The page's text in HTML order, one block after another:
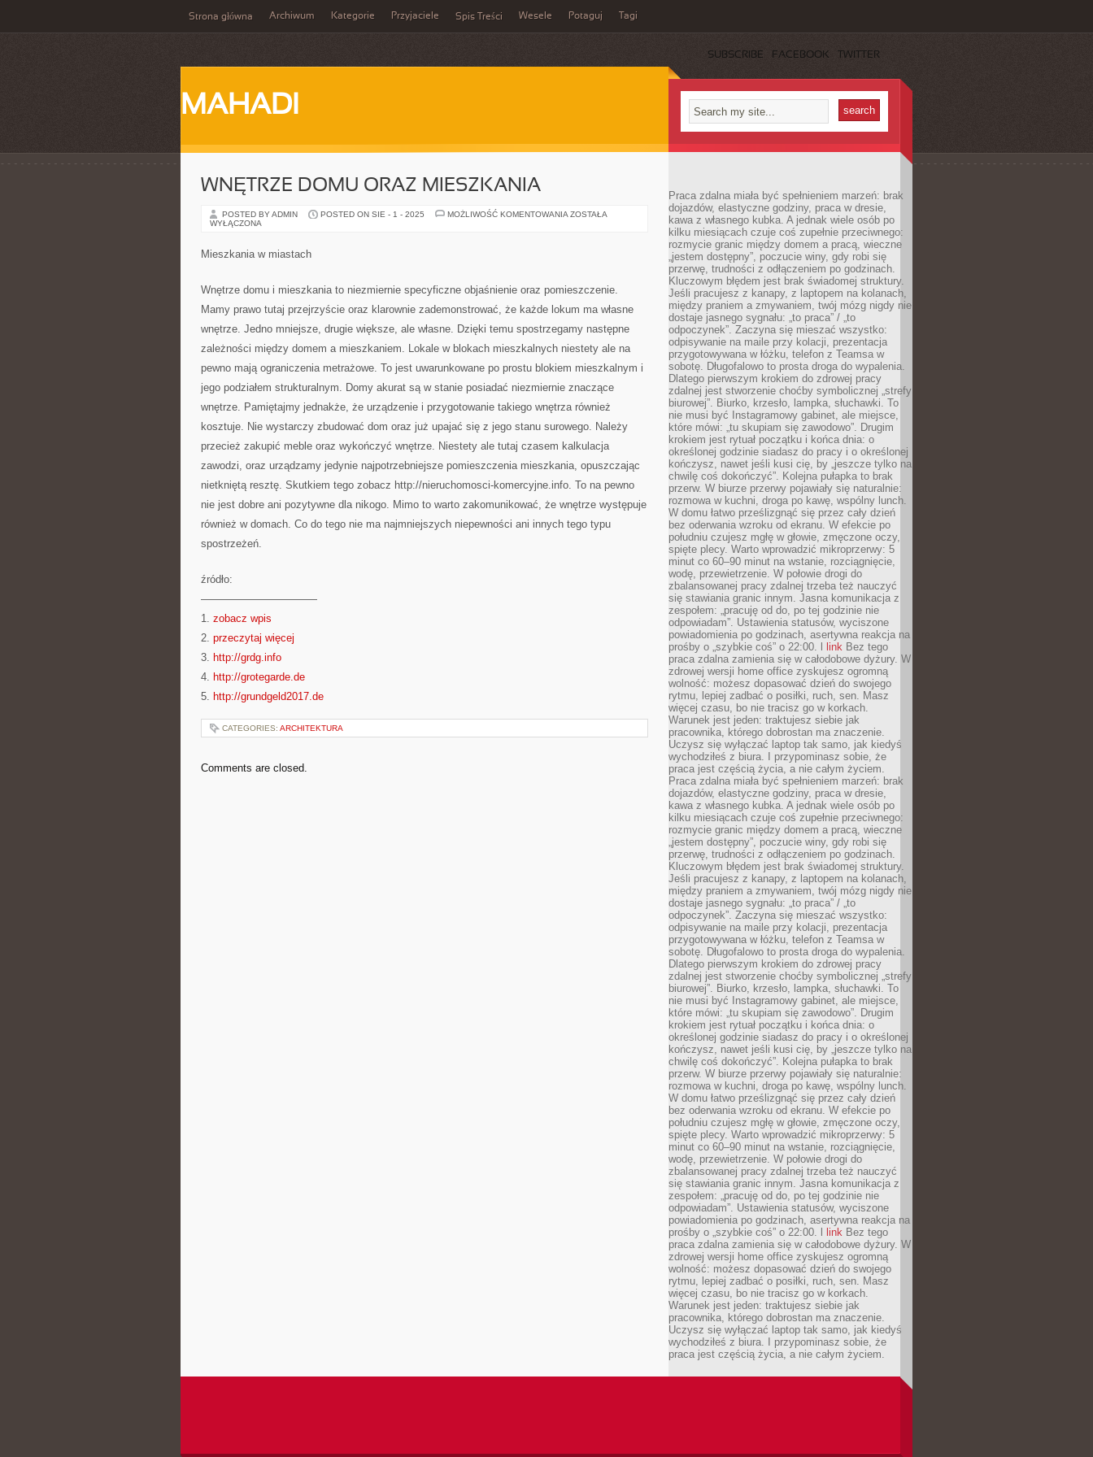
Strona główna Archiwum Kategorie Przyjaciele Spis Treści Wesele Potaguj Tagi
SUBSCRIBE FACEBOOK TWITTER
MAHADI
WNĘTRZE DOMU ORAZ MIESZKANIA
POSTED BY ADMIN POSTED ON SIE - 1 - 2025 MOŻLIWOŚĆ KOMENTOWANIA WNĘTRZE
ZOSTAŁA
WYŁĄCZONA
Mieszkania w miastach
Wnętrze domu i mieszkania to niezmiernie specyficzne objaśnienie oraz pomieszczenie.
Mamy prawo tutaj przejrzyście oraz klarownie zademonstrować, że każde lokum ma własne
wnętrze. Jedno mniejsze, drugie większe, ale własne. Dzięki temu spostrzegamy następne
zależności między domem a mieszkaniem. Lokale w blokach mieszkalnych niestety ale na
pewno mają ograniczenia metrażowe. To jest uwarunkowane po prostu blokiem mieszkalnym i
jego podziałem strukturalnym. Domy akurat są w stanie posiadać niezmiernie znaczące
wnętrze. Pamiętajmy jednakże, że urządzenie i przygotowanie takiego wnętrza również
kosztuje. Nie wystarczy zbudować dom oraz już upajać się z jego stanu surowego. Należy
przecież zakupić meble oraz wykończyć wnętrze. Niestety ale tutaj czasem kalkulacja
zawodzi, oraz urządzamy jedynie najpotrzebniejsze pomieszczenia mieszkania, opuszczając
nietkniętą resztę. Skutkiem tego zobacz http://nieruchomosci-komercyjne.info. To na pewno
nie jest dobre ani pozytywne dla nikogo. Mimo to warto zakomunikować, że wnętrze występuje
również w domach. Co do tego nie ma najmniejszych niepewności ani innych tego typu
spostrzeżeń.
źródło:
———————————
1. zobacz wpis
2. przeczytaj więcej
3. http://grdg.info
4. http://grotegarde.de
5. http://grundgeld2017.de
CATEGORIES: ARCHITEKTURA
Comments are closed.
Praca zdalna miała być spełnieniem marzeń: brak
dojazdów, elastyczne godziny, praca w dresie,
kawa z własnego kubka. A jednak wiele osób po
kilku miesiącach czuje coś zupełnie przeciwnego:
rozmycie granic między domem a pracą, wieczne
„jestem dostępny”, poczucie winy, gdy robi się
przerwę, trudności z odłączeniem po godzinach.
Kluczowym błędem jest brak świadomej struktury.
Jeśli pracujesz z kanapy, z laptopem na kolanach,
między praniem a zmywaniem, twój mózg nigdy nie
dostaje jasnego sygnału: „to praca” / „to
odpoczynek”. Zaczyna się mieszać wszystko:
odpisywanie na maile przy kolacji, prezentacja
przygotowywana w łóżku, telefon z Teamsa w
sobotę. Długofalowo to prosta droga do wypalenia.
Dlatego pierwszym krokiem do zdrowej pracy
zdalnej jest stworzenie choćby symbolicznej „strefy
biurowej”. Biurko, krzesło, lampka, słuchawki. To
nie musi być Instagramowy gabinet, ale miejsce,
które mówi: „tu skupiam się zawodowo”. Drugim
krokiem jest rytuał początku i końca dnia: o
określonej godzinie siadasz do pracy i o określonej
kończysz, nawet jeśli kusi cię, by „jeszcze tylko na
chwilę coś dokończyć”. Kolejna pułapka to brak
przerw. W biurze przerwy pojawiały się naturalnie:
rozmowa w kuchni, droga po kawę, wspólny lunch.
W domu łatwo prześlizgnąć się przez cały dzień
bez oderwania wzroku od ekranu. W efekcie po
południu czujesz mgłę w głowie, zmęczone oczy,
spięte plecy. Warto wprowadzić mikroprzerwy: 5
minut co 60–90 minut na wstanie, rozciągnięcie,
wodę, przewietrzenie. W połowie drogi do
zbalansowanej pracy zdalnej trzeba też nauczyć
się stawiania granic innym. Jasna komunikacja z
zespołem: „pracuję od do, po tej godzinie nie
odpowiadam”. Ustawienia statusów, wyciszone
powiadomienia po godzinach, asertywna reakcja na
prośby o „szybkie coś” o 22:00. l
link Bez tego
praca zdalna zamienia się w całodobowe dyżury. W
zdrowej wersji home office zyskujesz ogromną
wolność: możesz dopasować dzień do swojego
rytmu, lepiej zadbać o posiłki, ruch, sen. Masz
więcej czasu, bo nie tracisz go w korkach.
Warunek jest jeden: traktujesz siebie jak
pracownika, którego dobrostan ma znaczenie.
Uczysz się wyłączać laptop tak samo, jak kiedyś
wychodziłeś z biura. I przypominasz sobie, że
praca jest częścią życia, a nie całym życiem.
Praca zdalna miała być spełnieniem marzeń: brak
dojazdów, elastyczne godziny, praca w dresie,
kawa z własnego kubka. A jednak wiele osób po
kilku miesiącach czuje coś zupełnie przeciwnego:
rozmycie granic między domem a pracą, wieczne
„jestem dostępny”, poczucie winy, gdy robi się
przerwę, trudności z odłączeniem po godzinach.
Kluczowym błędem jest brak świadomej struktury.
Jeśli pracujesz z kanapy, z laptopem na kolanach,
między praniem a zmywaniem, twój mózg nigdy nie
dostaje jasnego sygnału: „to praca” / „to
odpoczynek”. Zaczyna się mieszać wszystko:
odpisywanie na maile przy kolacji, prezentacja
przygotowywana w łóżku, telefon z Teamsa w
sobotę. Długofalowo to prosta droga do wypalenia.
Dlatego pierwszym krokiem do zdrowej pracy
zdalnej jest stworzenie choćby symbolicznej „strefy
biurowej”. Biurko, krzesło, lampka, słuchawki. To
nie musi być Instagramowy gabinet, ale miejsce,
które mówi: „tu skupiam się zawodowo”. Drugim
krokiem jest rytuał początku i końca dnia: o
określonej godzinie siadasz do pracy i o określonej
kończysz, nawet jeśli kusi cię, by „jeszcze tylko na
chwilę coś dokończyć”. Kolejna pułapka to brak
przerw. W biurze przerwy pojawiały się naturalnie:
rozmowa w kuchni, droga po kawę, wspólny lunch.
W domu łatwo prześlizgnąć się przez cały dzień
bez oderwania wzroku od ekranu. W efekcie po
południu czujesz mgłę w głowie, zmęczone oczy,
spięte plecy. Warto wprowadzić mikroprzerwy: 5
minut co 60–90 minut na wstanie, rozciągnięcie,
wodę, przewietrzenie. W połowie drogi do
zbalansowanej pracy zdalnej trzeba też nauczyć
się stawiania granic innym. Jasna komunikacja z
zespołem: „pracuję od do, po tej godzinie nie
odpowiadam”. Ustawienia statusów, wyciszone
powiadomienia po godzinach, asertywna reakcja na
prośby o „szybkie coś” o 22:00. l
link Bez tego
praca zdalna zamienia się w całodobowe dyżury. W
zdrowej wersji home office zyskujesz ogromną
wolność: możesz dopasować dzień do swojego
rytmu, lepiej zadbać o posiłki, ruch, sen. Masz
więcej czasu, bo nie tracisz go w korkach.
Warunek jest jeden: traktujesz siebie jak
pracownika, którego dobrostan ma znaczenie.
Uczysz się wyłączać laptop tak samo, jak kiedyś
wychodziłeś z biura. I przypominasz sobie, że
praca jest częścią życia, a nie całym życiem.